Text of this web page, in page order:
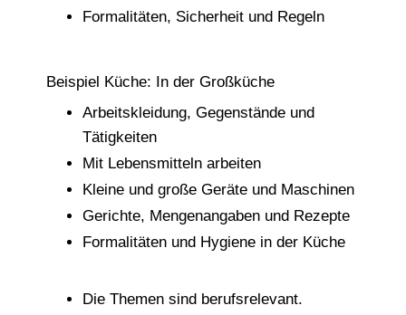
Formalitäten, Sicherheit und Regeln
Beispiel Küche: In der Großküche
Arbeitskleidung, Gegenstände und
Tätigkeiten
Mit Lebensmitteln arbeiten
Kleine und große Geräte und Maschinen
Gerichte, Mengenangaben und Rezepte
Formalitäten und Hygiene in der Küche
Die Themen sind berufsrelevant.